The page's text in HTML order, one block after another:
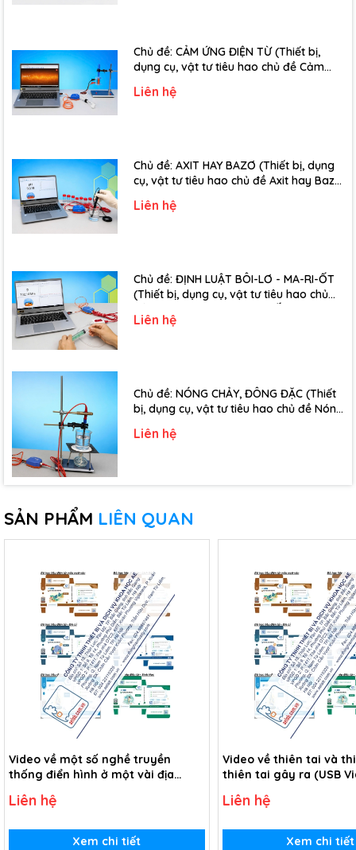
Chủ đề: CẢM ỨNG ĐIỆN TỪ (Thiết bị,
dụng cụ, vật tư tiêu hao chủ đề Cảm
Liên hệ
Chủ đề: AXIT HAY BAZƠ (Thiết bị, dụng
cụ, vật tư tiêu hao chủ đề Axit hay Bazơ
Liên hệ
Chủ đề: ĐỊNH LUẬT BÔI-LƠ - MA-RI-ỐT
(Thiết bị, dụng cụ, vật tư tiêu hao chủ
Liên hệ
Chủ đề: NÓNG CHẢY, ĐÔNG ĐẶC (Thiết
bị, dụng cụ, vật tư tiêu hao chủ đề Nóng
Liên hệ
SẢN PHẨM LIÊN QUAN
Video về một số nghề truyền
thống điển hình ở một vài địa
Liên hệ
Xem chi tiết
Video về thiên tai và
thiên tai gây ra (USB
Liên hệ
Xem chi tiết